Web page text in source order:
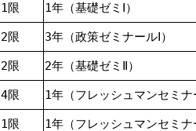
1限 1年（基礎ゼミⅠ）
2限 3年（政策ゼミナールⅠ）
2限 2年（基礎ゼミⅡ）
4限 1年（フレッシュマンセミナ
1限 1年（フレッシュマンセミナ